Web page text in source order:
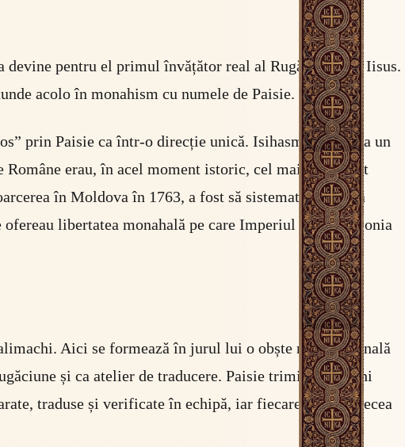
devine pentru el primul învățător real al Rugăciunii lui Iisus.
acolo în monahism cu numele de Paisie.
prin Paisie ca într-o direcție unică. Isihasmul era deja un
erau, în acel moment istoric, cel mai important
în Moldova în 1763, a fost să sistematizeze și să
libertatea monahală pe care Imperiul Rus și Polonia
Aici se formează în jurul lui o obște multinațională
și ca atelier de traducere. Paisie trimitea monahi
traduse și verificate în echipă, iar fiecare capitol trecea